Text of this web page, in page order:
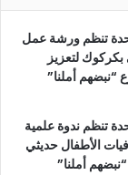
تنظم ورشة عمل
لتعزيز
أملنا”
تنظم ندوة علمية
الأطفال حديثي
أملنا”